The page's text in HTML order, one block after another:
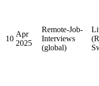
10
Apr
2025
Remote-Job-
Interviews
(global)